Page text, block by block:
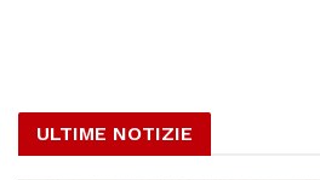
ULTIME NOTIZIE